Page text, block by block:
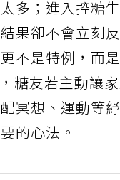
多；進入控糖
果卻不會立刻
不是特例，而
糖友若主動讓
冥想、運動等
的心法。